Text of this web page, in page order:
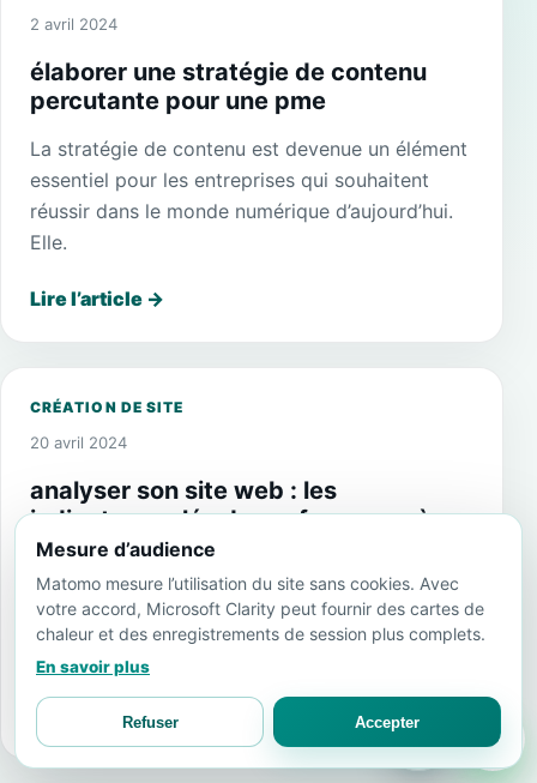
2 avril 2024
élaborer une stratégie de contenu
percutante pour une pme
La stratégie de contenu est devenue un élément
essentiel pour les entreprises qui souhaitent
réussir dans le monde numérique d’aujourd’hui.
Elle.
Lire l’article →
CRÉATION DE SITE
20 avril 2024
analyser son site web : les
indicateurs clés de performance à
suivre
L’analyse de site web est une étape essentielle
pour tout propriétaire de site web. Elle permet
de comprendre comment les utilisateurs.
Lire l’article→
Mesure d’audience
Matomo mesure l’utilisation du site sans cookies. Avec
votre accord, Microsoft Clarity peut fournir des cartes de
chaleur et des enregistrements de session plus complets.
En savoir plus
Refuser Accepter